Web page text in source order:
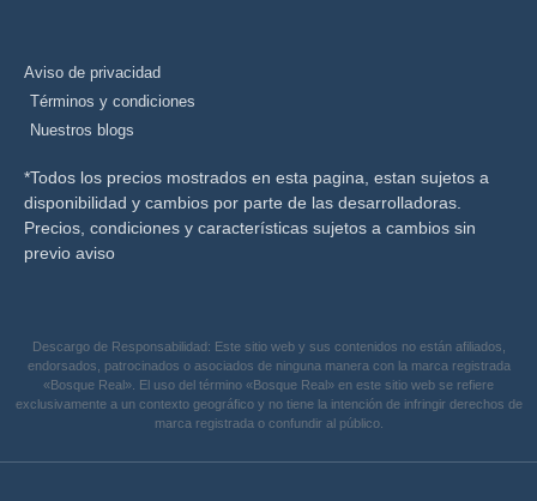
Aviso de privacidad
Términos y condiciones
Nuestros blogs
*Todos los precios mostrados en esta pagina, estan sujetos a
disponibilidad y cambios por parte de las desarrolladoras.
Precios, condiciones y características sujetos a cambios sin
previo aviso
Descargo de Responsabilidad: Este sitio web y sus contenidos no están afiliados,
endorsados, patrocinados o asociados de ninguna manera con la marca registrada
«Bosque Real». El uso del término «Bosque Real» en este sitio web se refiere
exclusivamente a un contexto geográfico y no tiene la intención de infringir derechos de
marca registrada o confundir al público.